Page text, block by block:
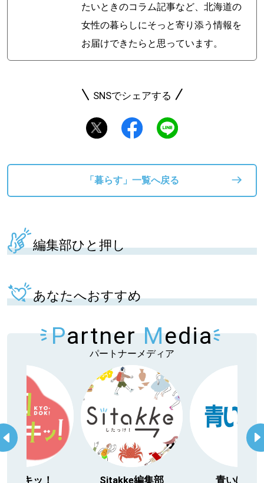
たいときのコラム記事など、北海道の
女性の暮らしにそっと寄り添う情報を
お届けできたらと思っています。
SNSでシェアする
「暮らす」一覧へ戻る
編集部ひと押し
あなたへおすすめ
Partner Media
パートナーメディア
Sitakke編集部 青いぽすと